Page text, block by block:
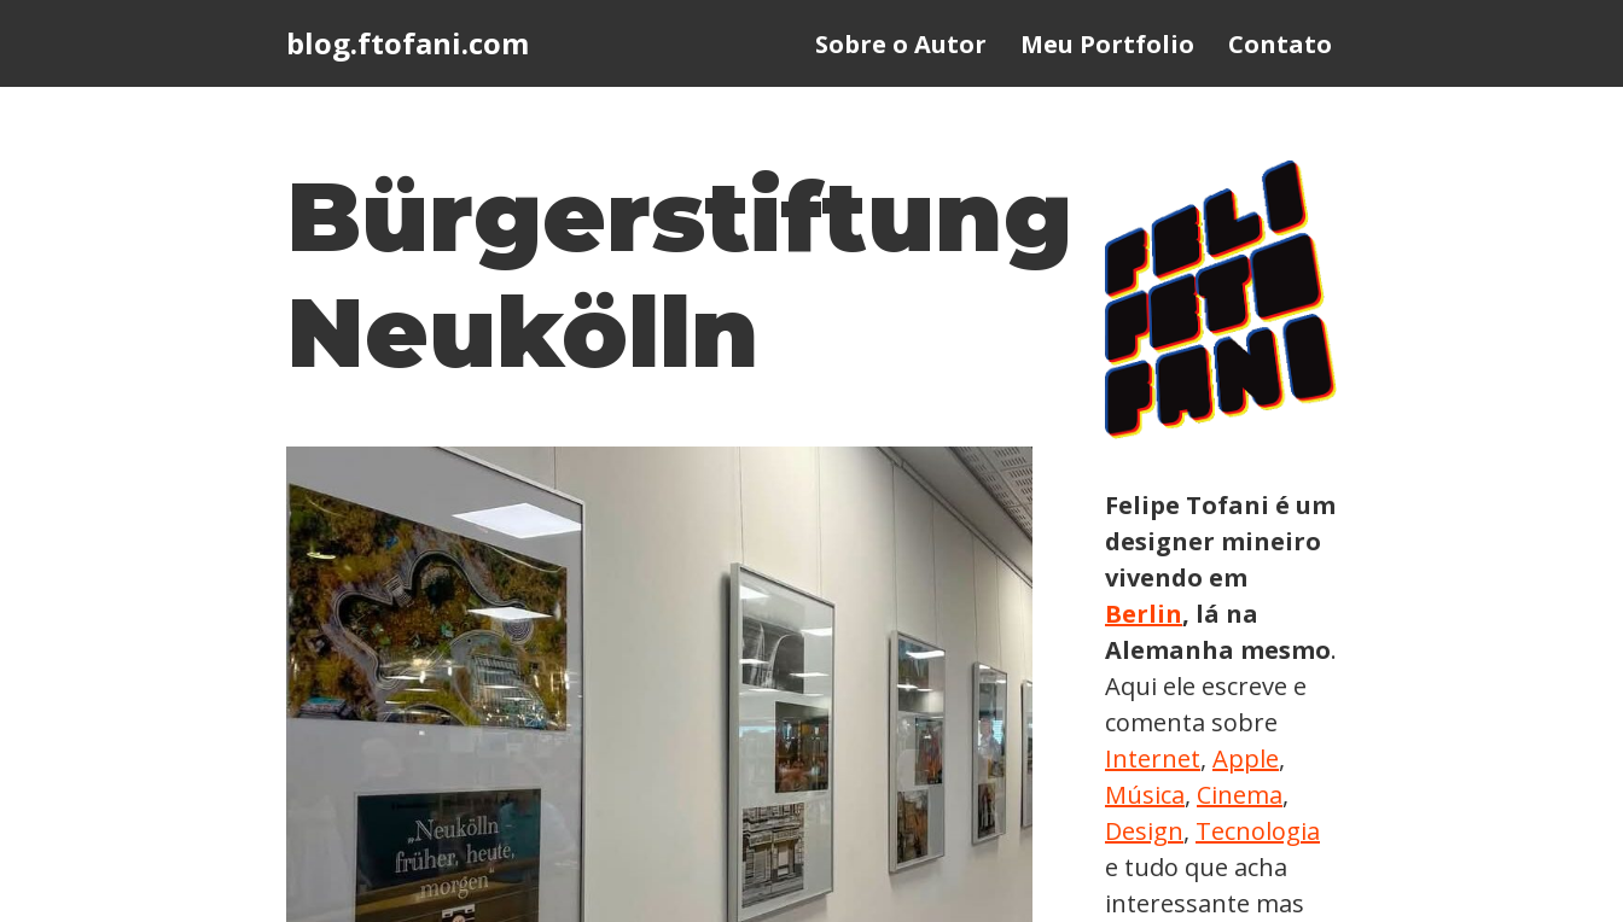
blog.ftofani.com Sobre o Autor Meu Portfolio Contato
Bürgerstiftung
Neukölln
Felipe Tofani é um
designer mineiro
vivendo em
Berlin, lá na
Alemanha mesmo.
Aqui ele escreve e
comenta sobre
Internet, Apple,
Música, Cinema,
Design, Tecnologia
e tudo que acha
interessante mas